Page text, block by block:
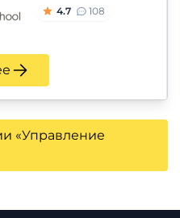
4.7 108
«Управление